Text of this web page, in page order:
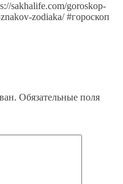
sakhalife.com/goroskop-
zodiaka/ #гороскоп
Обязательные поля